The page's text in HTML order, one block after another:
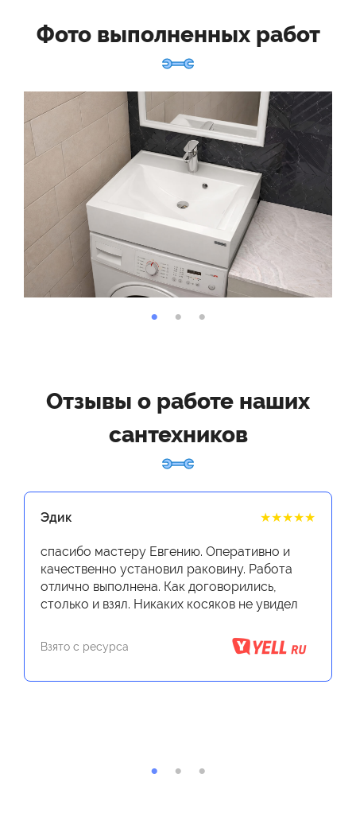
Фото выполненных работ
Отзывы о работе наших
сантехников
Эдик ★★★★★
спасибо мастеру Евгению. Оперативно и
качественно установил раковину. Работа
отлично выполнена. Как договорились,
столько и взял. Никаких косяков не увидел
Взято с ресурса